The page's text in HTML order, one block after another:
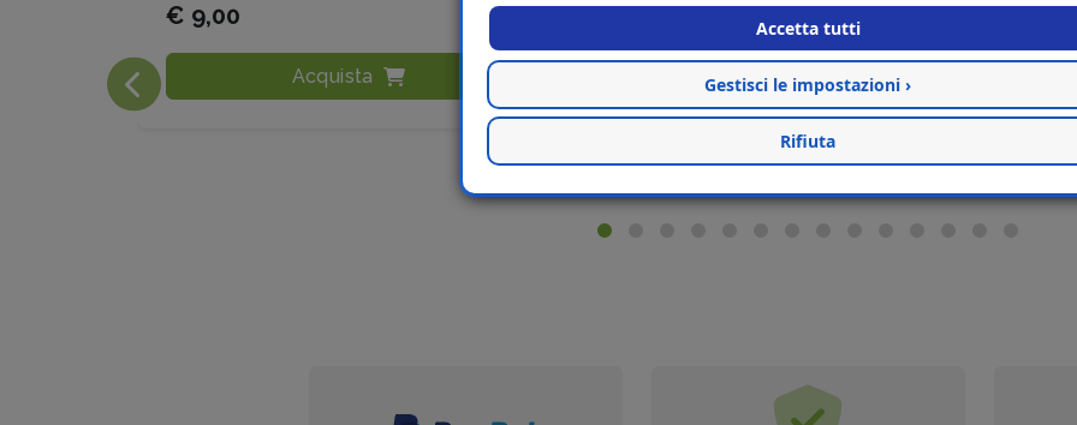
€ 9,00
Acquista
€ 50,00
Acquista
Accetta tutti
Gestisci le impostazioni ›
Rifiuta